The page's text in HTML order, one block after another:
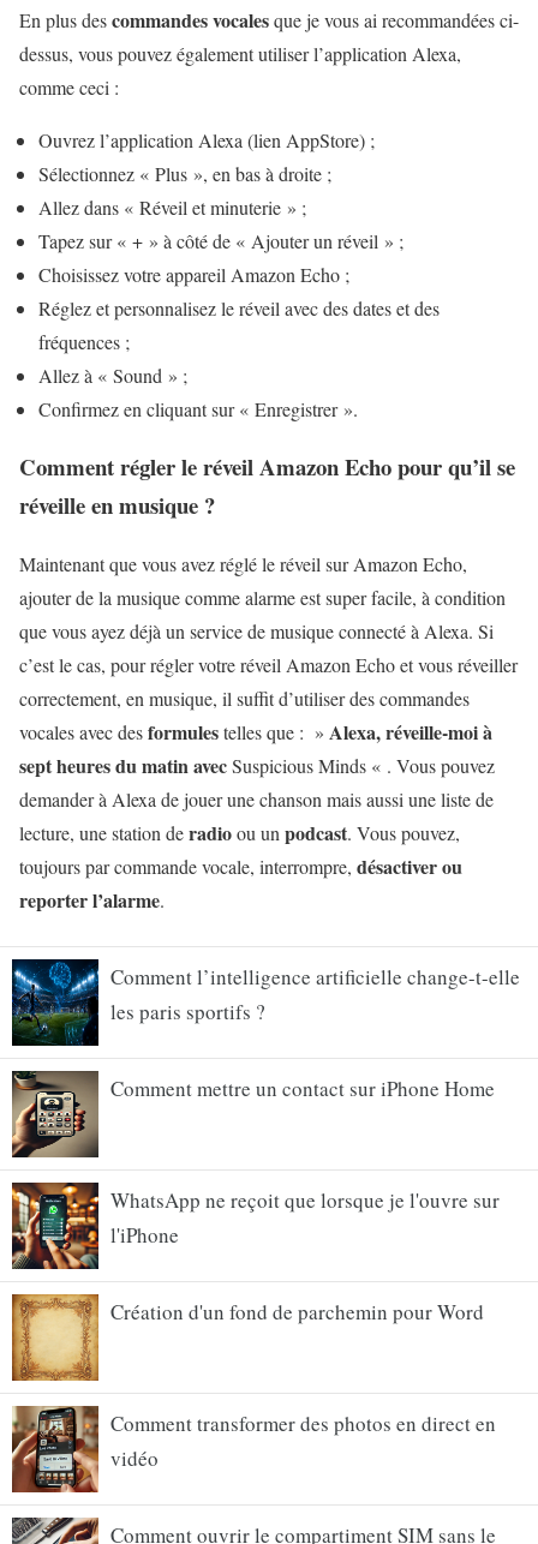
En plus descommandes vocalesque je vous ai recommandées ci-
dessus, vous pouvez également utiliser l’application Alexa,
comme ceci :
Ouvrez l’application Alexa (lien AppStore) ;
Sélectionnez « Plus », en bas à droite ;
Allez dans « Réveil et minuterie » ;
Tapez sur « + » à côté de « Ajouter un réveil » ;
Choisissez votre appareil Amazon Echo ;
Réglez et personnalisez le réveil avec des dates et des
fréquences ;
Allez à « Sound » ;
Confirmez en cliquant sur « Enregistrer ».
Comment régler le réveil Amazon Echo pour qu’il se
réveille en musique ?
Maintenant que vous avez réglé le réveil sur Amazon Echo,
ajouter de la musique comme alarme est super facile, à condition
que vous ayez déjà un service de musique connecté à Alexa. Si
c’est le cas, pour régler votre réveil Amazon Echo et vous réveiller
correctement, en musique, il suffit d’utiliser des commandes
vocales avec desformulestelles que : » Alexa, réveille-moi à
sept heures du matin avecSuspicious Minds « . Vous pouvez
demander à Alexa de jouer une chanson mais aussi une liste de
lecture, une station deradioou un podcast. Vous pouvez,
toujours par commande vocale, interrompre, désactiver ou
reporter l’alarme.
Comment l’intelligence artificielle change-t-elle
les paris sportifs ?
Comment mettre un contact sur iPhone Home
WhatsApp ne reçoit que lorsque je l'ouvre sur
l'iPhone
Création d'un fond de parchemin pour Word
Comment transformer des photos en direct en
vidéo
Comment ouvrir le compartiment SIM sans le